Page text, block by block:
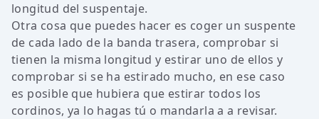
longitud del suspentaje.
Otra cosa que puedes hacer es coger un suspente
de cada lado de la banda trasera, comprobar si
tienen la misma longitud y estirar uno de ellos y
comprobar si se ha estirado mucho, en ese caso
es posible que hubiera que estirar todos los
cordinos, ya lo hagas tú o mandarla a a revisar.